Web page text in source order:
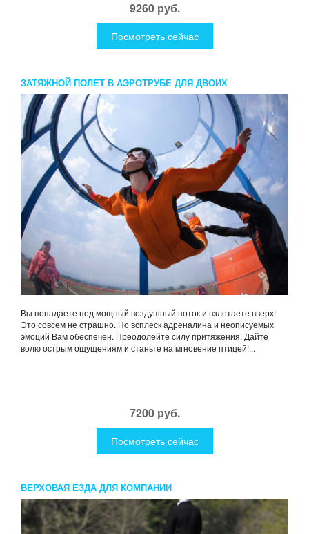
9260 руб.
Посмотреть сейчас
ЗАТЯЖНОЙ ПОЛЕТ В АЭРОТРУБЕ ДЛЯ ДВОИХ
Вы попадаете под мощный воздушный поток и взлетаете вверх!
Это совсем не страшно. Но всплеск адреналина и неописуемых
эмоций Вам обеспечен. Преодолейте силу притяжения. Дайте
волю острым ощущениям и станьте на мгновение птицей!...
7200 руб.
Посмотреть сейчас
ВЕРХОВАЯ ЕЗДА ДЛЯ КОМПАНИИ